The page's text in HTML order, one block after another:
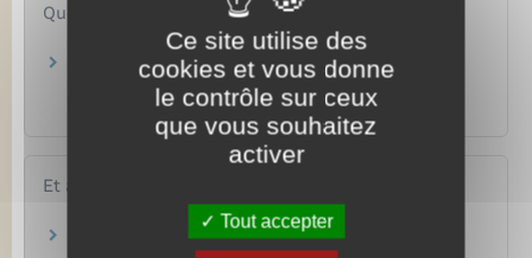
Questions ? Réponses !
Comment régler un litige avec un huissier de
justice (à présent appelé commissaire de
Et aussi
Saisies et recouvrements
Ce site utilise des
cookies et vous donne
le contrôle sur ceux
que vous souhaitez
activer
Tout accepter